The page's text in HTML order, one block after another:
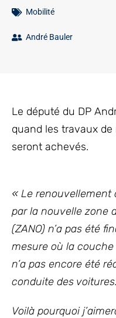
Mobilité
André Bauler
Le député du DP
quand les travaux
seront achevés.
« Le renouvellement
par la nouvelle zone
(ZANO) n’a pas été
mesure où la
n’a pas encore été
conduite des voitures.
Voilà pourquoi